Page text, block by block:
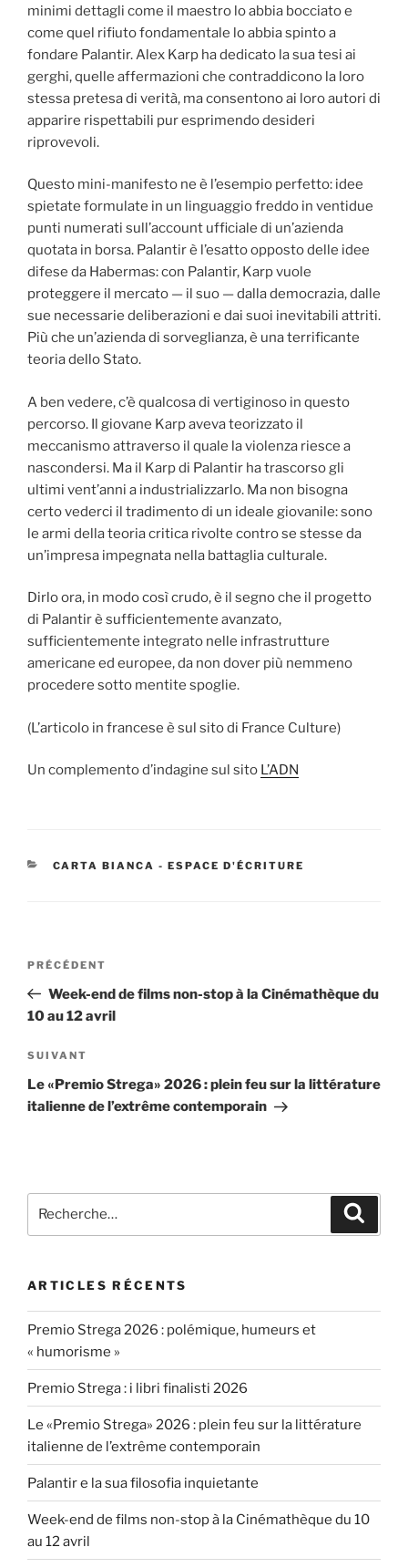
minimi dettagli come il maestro lo abbia bocciato e
come quel rifiuto fondamentale lo abbia spinto a
fondare Palantir. Alex Karp ha dedicato la sua tesi ai
gerghi, quelle affermazioni che contraddicono la loro
stessa pretesa di verità, ma consentono ai loro autori di
apparire rispettabili pur esprimendo desideri
riprovevoli.
Questo mini-manifesto ne è l’esempio perfetto: idee
spietate formulate in un linguaggio freddo in ventidue
punti numerati sull’account ufficiale di un’azienda
quotata in borsa. Palantir è l’esatto opposto delle idee
difese da Habermas: con Palantir, Karp vuole
proteggere il mercato — il suo — dalla democrazia, dalle
sue necessarie deliberazioni e dai suoi inevitabili attriti.
Più che un’azienda di sorveglianza, è una terrificante
teoria dello Stato.
A ben vedere, c’è qualcosa di vertiginoso in questo
percorso. Il giovane Karp aveva teorizzato il
meccanismo attraverso il quale la violenza riesce a
nascondersi. Ma il Karp di Palantir ha trascorso gli
ultimi vent’anni a industrializzarlo. Ma non bisogna
certo vederci il tradimento di un ideale giovanile: sono
le armi della teoria critica rivolte contro se stesse da
un’impresa impegnata nella battaglia culturale.
Dirlo ora, in modo così crudo, è il segno che il progetto
di Palantir è sufficientemente avanzato,
sufficientemente integrato nelle infrastrutture
americane ed europee, da non dover più nemmeno
procedere sotto mentite spoglie.
(L’articolo in francese è sul sito di France Culture)
Un complemento d’indagine sul sito L’ADN
CATÉGORIES
CARTA BIANCA - ESPACE D'ÉCRITURE
Navigation
l’article
Article
précédent
PRÉCÉDENT
Week-end de films non-stop à la Cinémathèque du
10 au 12 avril
Article
suivant
SUIVANT
Le «Premio Strega» 2026 : plein feu sur la littérature
italienne de l’extrême contemporain
pour
ARTICLES RÉCENTS
Premio Strega 2026 : polémique, humeurs et
« humorisme »
Premio Strega : i libri finalisti 2026
Le «Premio Strega» 2026 : plein feu sur la littérature
italienne de l’extrême contemporain
Palantir e la sua filosofia inquietante
Week-end de films non-stop à la Cinémathèque du 10
au 12 avril